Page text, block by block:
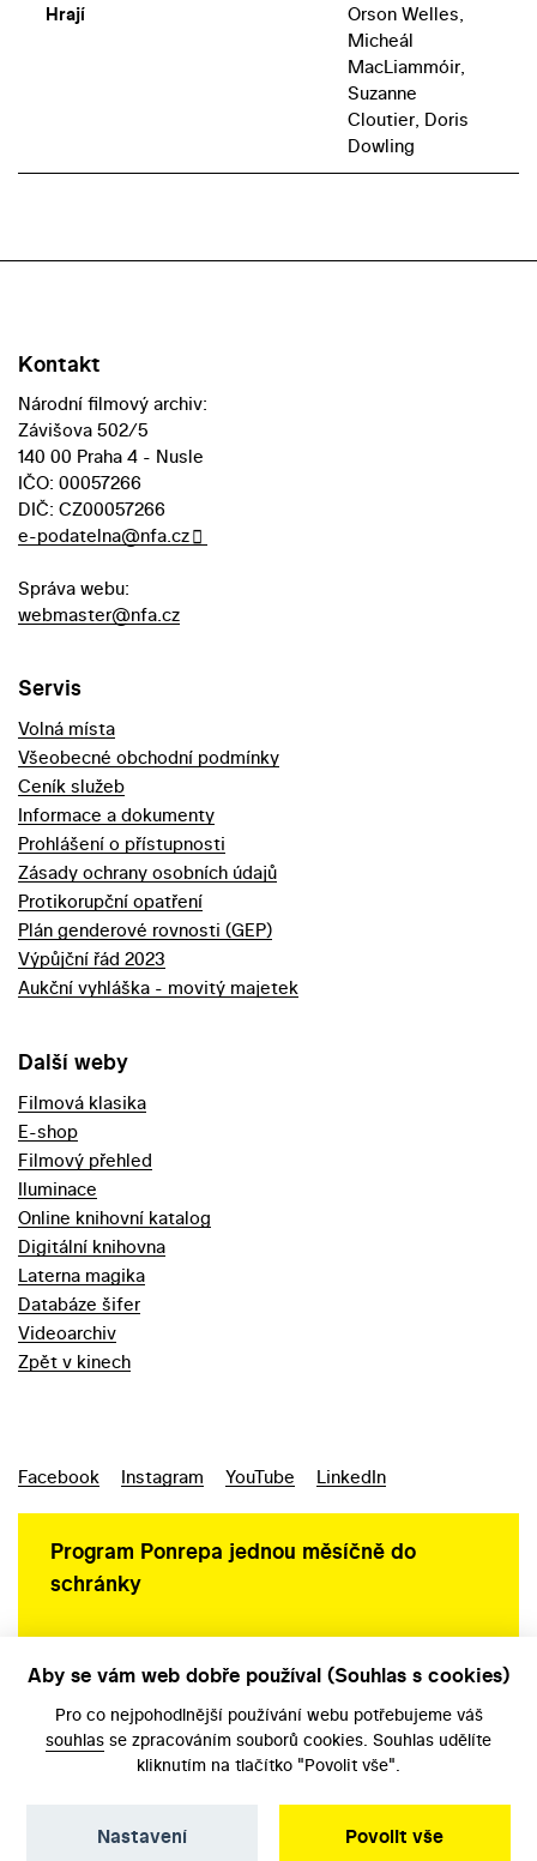
Hrají
Orson Welles,
Micheál
MacLiammóir,
Suzanne
Cloutier, Doris
Dowling
Kontakt
Národní filmový archiv:
Závišova 502/5
140 00 Praha 4 - Nusle
IČO: 00057266
DIČ: CZ00057266
e-podatelna@nfa.cz
Správa webu:
webmaster@nfa.cz
Servis
Volná místa
Všeobecné obchodní podmínky
Ceník služeb
Informace a dokumenty
Prohlášení o přístupnosti
Zásady ochrany osobních údajů
Protikorupční opatření
Plán genderové rovnosti (GEP)
Výpůjční řád 2023
Aukční vyhláška - movitý majetek
Další weby
Filmová klasika
E-shop
Filmový přehled
Iluminace
Online knihovní katalog
Digitální knihovna
Laterna magika
Databáze šifer
Videoarchiv
Zpět v kinech
Facebook Instagram YouTube LinkedIn
Program Ponrepa jednou měsíčně do
schránky
Aby se vám web dobře používal (Souhlas s cookies)
Pro co nejpohodlnější používání webu potřebujeme váš
souhlas se zpracováním souborů cookies. Souhlas udělíte
kliknutím na tlačítko "Povolit vše".
Povolit vše
Nastavení